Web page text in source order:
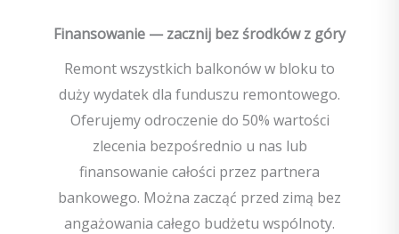
Finansowanie — zacznij bez środków z góry
Remont wszystkich balkonów w bloku to
duży wydatek dla funduszu remontowego.
Oferujemy odroczenie do 50% wartości
zlecenia bezpośrednio u nas lub
finansowanie całości przez partnera
bankowego. Można zacząć przed zimą bez
angażowania całego budżetu wspólnoty.